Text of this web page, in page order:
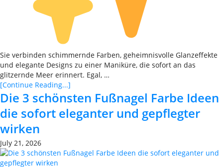
Sie verbinden schimmernde Farben, geheimnisvolle Glanzeffekte
und elegante Designs zu einer Maniküre, die sofort an das
glitzernde Meer erinnert. Egal, …
[Continue Reading...]
Die 3 schönsten Fußnagel Farbe Ideen
die sofort eleganter und gepflegter
wirken
July 21, 2026